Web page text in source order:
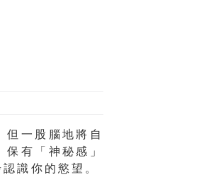
但一股腦地將自
保有
「神秘感」
識你的慾望。